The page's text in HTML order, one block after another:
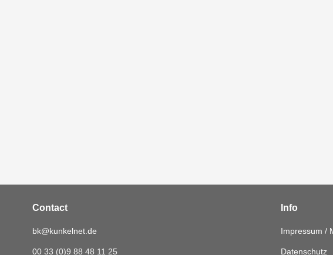
Contact
bk@kunkelnet.de
00 33 (0)9 88 48 11 25
Info
Impressum /
Datenschutz